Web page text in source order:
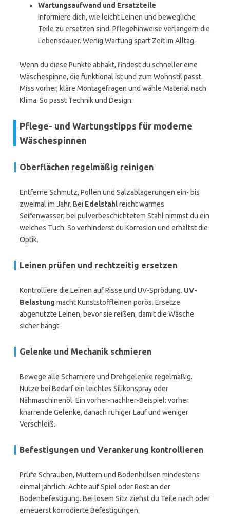
Wartungsaufwand und Ersatzteile
Informiere dich, wie leicht Leinen und bewegliche
Teile zu ersetzen sind. Pflegehinweise verlängern die
Lebensdauer. Wenig Wartung spart Zeit im Alltag.
Wenn du diese Punkte abhakt, findest du schneller eine
Wäschespinne, die funktional ist und zum Wohnstil passt.
Miss vorher, kläre Montagefragen und wähle Material nach
Klima. So passt Technik und Design.
Pflege- und Wartungstipps für moderne
Wäschespinnen
Oberflächen regelmäßig reinigen
Entferne Schmutz, Pollen und Salzablagerungen ein- bis
zweimal im Jahr. Bei Edelstahlreicht warmes
Seifenwasser; bei pulverbeschichtetem Stahl nimmst du ein
weiches Tuch. So verhinderst du Korrosion und erhältst die
Optik.
Leinen prüfen und rechtzeitig ersetzen
Kontrolliere die Leinen auf Risse und UV-Sprödung. UV-
Belastung macht Kunststoffleinen porös. Ersetze
abgenutzte Leinen, bevor sie reißen, damit die Wäsche
sicher hängt.
Gelenke und Mechanik schmieren
Bewege alle Scharniere und Drehgelenke regelmäßig.
Nutze bei Bedarf ein leichtes Silikonspray oder
Nähmaschinenöl. Ein vorher-nachher-Beispiel: vorher
knarrende Gelenke, danach ruhiger Lauf und weniger
Verschleiß.
Befestigungen und Verankerung kontrollieren
Prüfe Schrauben, Muttern und Bodenhülsen mindestens
einmal jährlich. Achte auf Spiel oder Rost an der
Bodenbefestigung. Bei losem Sitz ziehst du Teile nach oder
erneuerst korrodierte Befestigungen.